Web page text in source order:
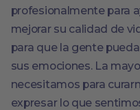
profesionalmente para
mejorar su calidad de
para que la gente
sus emociones. La
necesitamos para
expresar lo que